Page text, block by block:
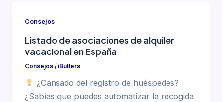
Consejos
Listado de asociaciones de alquiler
vacacional en España
Consejos/ iButlers
¿Cansado del registro de huéspedes?
¿Sabías que puedes automatizar la recogida